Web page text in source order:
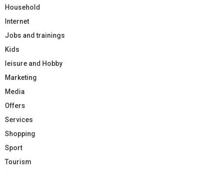
Household
Internet
Jobs and trainings
Kids
leisure and Hobby
Marketing
Media
Offers
Services
Shopping
Sport
Tourism